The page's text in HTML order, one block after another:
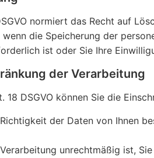
normiert das Recht auf
wenn die Speicherung der
ist oder Sie Ihre
der Verarbeitung
18 DSGVO können Sie die
der Daten von Ihnen
unrechtmäßig ist,